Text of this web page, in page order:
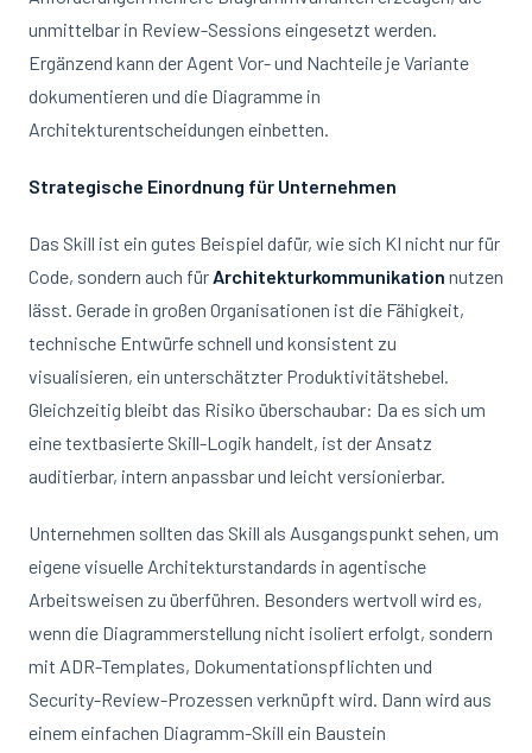
unmittelbar in Review-Sessions eingesetzt werden.
Ergänzend kann der Agent Vor- und Nachteile je Variante
dokumentieren und die Diagramme in
Architekturentscheidungen einbetten.
Strategische Einordnung für Unternehmen
Das Skill ist ein gutes Beispiel dafür, wie sich KI nicht nur für
Code, sondern auch für Architekturkommunikation nutzen
lässt. Gerade in großen Organisationen ist die Fähigkeit,
technische Entwürfe schnell und konsistent zu
visualisieren, ein unterschätzter Produktivitätshebel.
Gleichzeitig bleibt das Risiko überschaubar: Da es sich um
eine textbasierte Skill-Logik handelt, ist der Ansatz
auditierbar, intern anpassbar und leicht versionierbar.
Unternehmen sollten das Skill als Ausgangspunkt sehen, um
eigene visuelle Architekturstandards in agentische
Arbeitsweisen zu überführen. Besonders wertvoll wird es,
wenn die Diagrammerstellung nicht isoliert erfolgt, sondern
mit ADR-Templates, Dokumentationspflichten und
Security-Review-Prozessen verknüpft wird. Dann wird aus
einem einfachen Diagramm-Skill ein Baustein